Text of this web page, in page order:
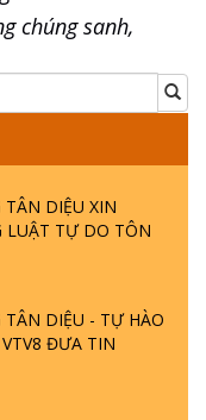
chúng sanh,
DIỆU XIN
LUẬT TỰ DO TÔN
DIỆU - TỰ HÀO
ĐƯA TIN